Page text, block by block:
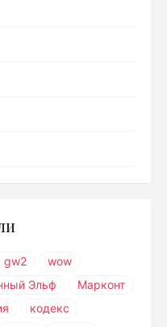
gw2
wow
Эльф
Марконт
кодекс